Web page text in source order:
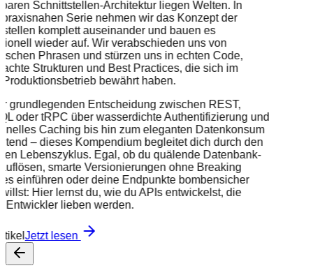
Schnittstellen-Architektur liegen Welten. In
Serie nehmen wir das Konzept der
komplett auseinander und bauen es
wieder auf. Wir verabschieden uns von
Phrasen und stürzen uns in echten Code,
Strukturen und Best Practices, die sich im
Produktionsbetrieb bewährt haben.
grundlegenden Entscheidung zwischen REST,
oder tRPC über wasserdichte Authentifizierung und
Caching bis hin zum eleganten Datenkonsum
– dieses Kompendium begleitet dich durch den
Lebenszyklus. Egal, ob du quälende Datenbank-
smarte Versionierungen ohne Breaking
einführen oder deine Endpunkte bombensicher
Hier lernst du, wie du APIs entwickelst, die
Entwickler lieben werden.
Jetzt lesen